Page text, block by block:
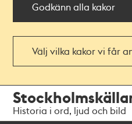
Godkänn alla kakor
Välj vilka kakor vi får
navigationen
huvudinnehållet
Historia i ord, ljud och bild